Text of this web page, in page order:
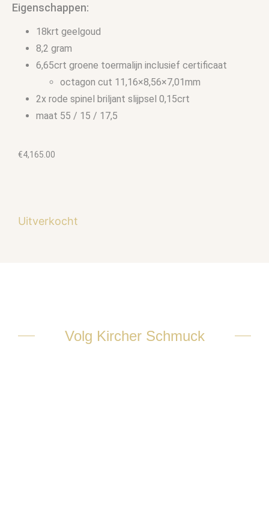
Eigenschappen:
18krt geelgoud
8,2 gram
6,65crt groene toermalijn inclusief certificaat
octagon cut 11,16×8,56×7,01mm
2x rode spinel briljant slijpsel 0,15crt
maat 55 / 15 / 17,5
€4,165.00
Uitverkocht
Volg Kircher Schmuck